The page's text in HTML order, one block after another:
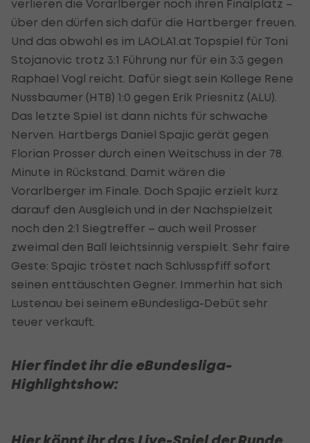
verlieren die Vorarlberger noch ihren Finalplatz –
über den dürfen sich dafür die Hartberger freuen.
Und das obwohl es im LAOLA1.at Topspiel für Toni
Stojanovic trotz 3:1 Führung nur für ein 3:3 gegen
Raphael Vogl reicht. Dafür siegt sein Kollege Rene
Nussbaumer (HTB) 1:0 gegen Erik Priesnitz (ALU).
Das letzte Spiel ist dann nichts für schwache
Nerven. Hartbergs Daniel Spajic gerät gegen
Florian Prosser durch einen Weitschuss in der 78.
Minute in Rückstand. Damit wären die
Vorarlberger im Finale. Doch Spajic erzielt kurz
darauf den Ausgleich und in der Nachspielzeit
noch den 2:1 Siegtreffer – auch weil Prosser
zweimal den Ball leichtsinnig verspielt. Sehr faire
Geste: Spajic tröstet nach Schlusspfiff sofort
seinen enttäuschten Gegner. Immerhin hat sich
Lustenau bei seinem eBundesliga-Debüt sehr
teuer verkauft.
Hier findet ihr die eBundesliga-
Highlightshow: